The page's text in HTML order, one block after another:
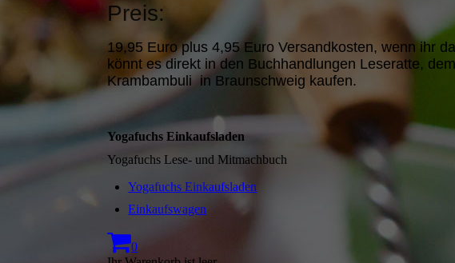
Preis:
19,95 Euro plus 4,95 Euro Versandkosten, wenn ihr
könnt es direkt in den Buchhandlungen Leseratte,
Krambambuli in Braunschweig kaufen.
Yogafuchs Einkaufsladen
Yogafuchs Lese- und Mitmachbuch
Yogafuchs Einkaufsladen
Einkaufswagen
0